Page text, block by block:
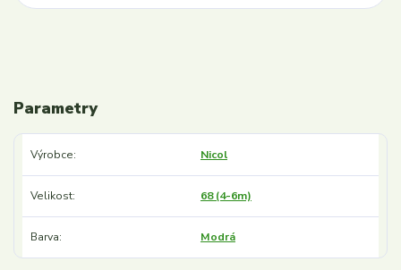
Parametry
Výrobce Nicol
Velikost 68 (4-6m)
Barva Modrá